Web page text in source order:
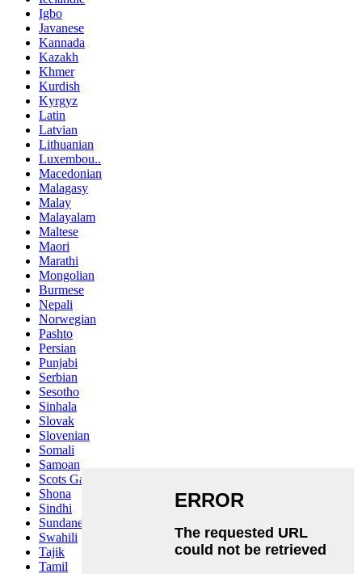
Igbo
Javanese
Kannada
Kazakh
Khmer
Kurdish
Kyrgyz
Latin
Latvian
Lithuanian
Luxembou..
Macedonian
Malagasy
Malay
Malayalam
Maltese
Maori
Marathi
Mongolian
Burmese
Nepali
Norwegian
Pashto
Persian
Punjabi
Serbian
Sesotho
Sinhala
Slovak
Slovenian
Somali
Samoan
Scots Gaelic
Shona
Sindhi
Sundanese
Swahili
Tajik
Tamil